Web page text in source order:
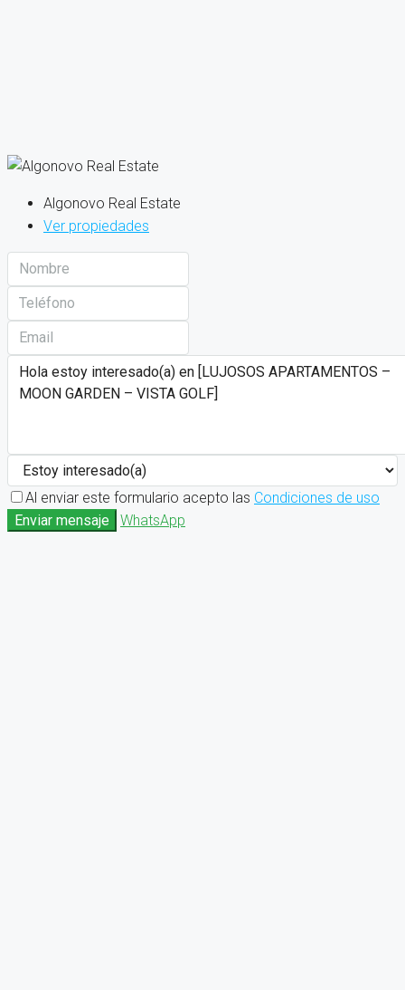
Algonovo Real Estate
Ver propiedades
Al enviar este formulario acepto las Condiciones de uso
Enviar mensaje
WhatsApp